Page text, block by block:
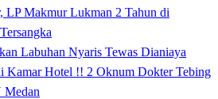
Makmur Lukman 2 Tahun di
Labuhan Nyaris Tewas Dianiaya
Kamar Hotel !! 2 Oknum Dokter Tebing
Medan